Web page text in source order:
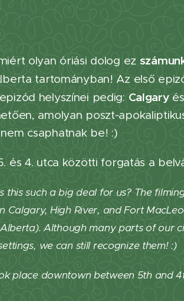
olyan óriási dolog ez
tartományban! Az első
helyszínei pedig: Calgary
amolyan poszt-
csaphatnak be! :)
és 4. utca közötti forgatás a
this such a big deal for us? The
Calgary, High River, and Fort
Although many parts of our
we can still recognize them! :)
place downtown between 5th and